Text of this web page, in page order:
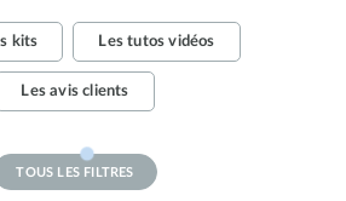
kits Les tutos vidéos
Les avis clients
TOUS LES FILTRES